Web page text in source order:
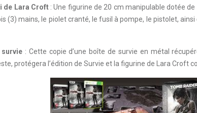
de Lara Croft: Une figurine de 20 cm manipulable dotée
(3) mains, le piolet cranté, le fusil à pompe, le pistolet,
: Cette copie d’une boîte de survie en métal
protégera l’édition de Survie et la figurine de Lara Croft